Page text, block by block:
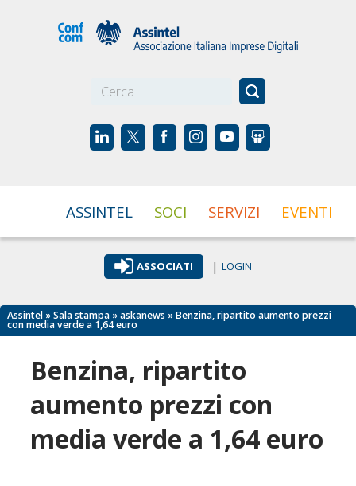
ASSINTEL SOCI SERVIZI EVENTI
ASSOCIATI | LOGIN
Assintel »Sala stampa »askanews » Benzina, ripartito aumento prezzi
con media verde a 1,64 euro
Benzina, ripartito
aumento prezzi con
media verde a 1,64 euro